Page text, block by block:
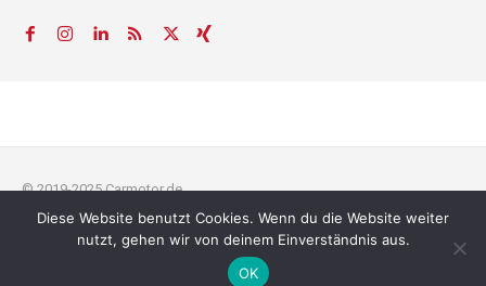
© 2019-2025 Carmotor.de
AGB Datenschutzerklärung FAQ Kontakt Impressum
News
Pressemitteilung veröffentlichen
Diese Website benutzt Cookies. Wenn du die Website weiter
nutzt, gehen wir von deinem Einverständnis aus.
OK